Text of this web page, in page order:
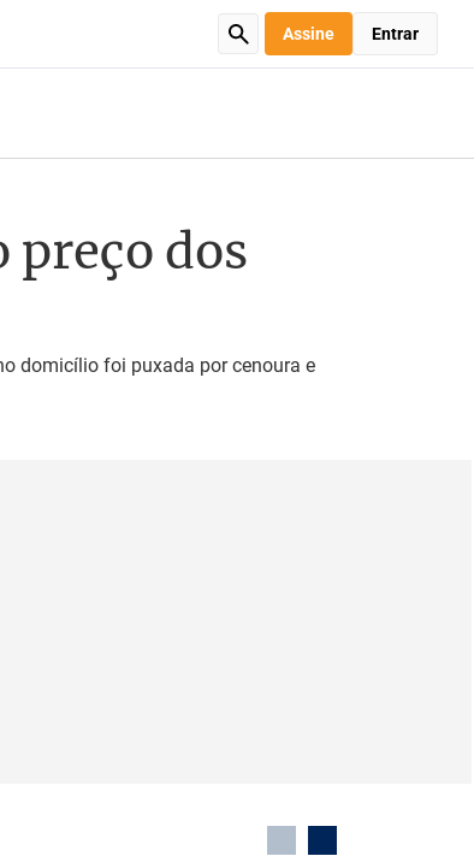
Assine Entrar
preço dos
domicílio foi puxada por cenoura e